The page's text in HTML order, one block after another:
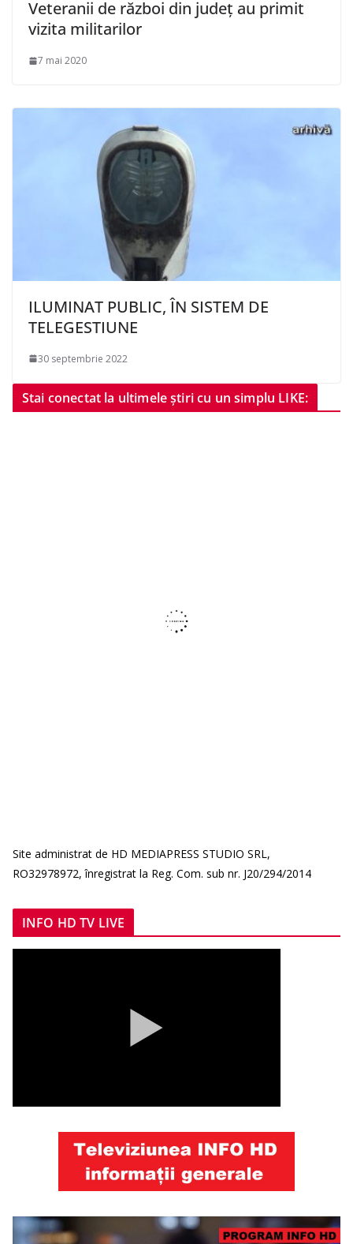
Veteranii de război din județ au primit
vizita militarilor
7 mai 2020
ILUMINAT PUBLIC, ÎN SISTEM DE
TELEGESTIUNE
30 septembrie 2022
Stai conectat la ultimele știri cu un simplu LIKE:
Site administrat de HD MEDIAPRESS STUDIO SRL,
RO32978972, înregistrat la Reg. Com. sub nr. J20/294/2014
INFO HD TV LIVE